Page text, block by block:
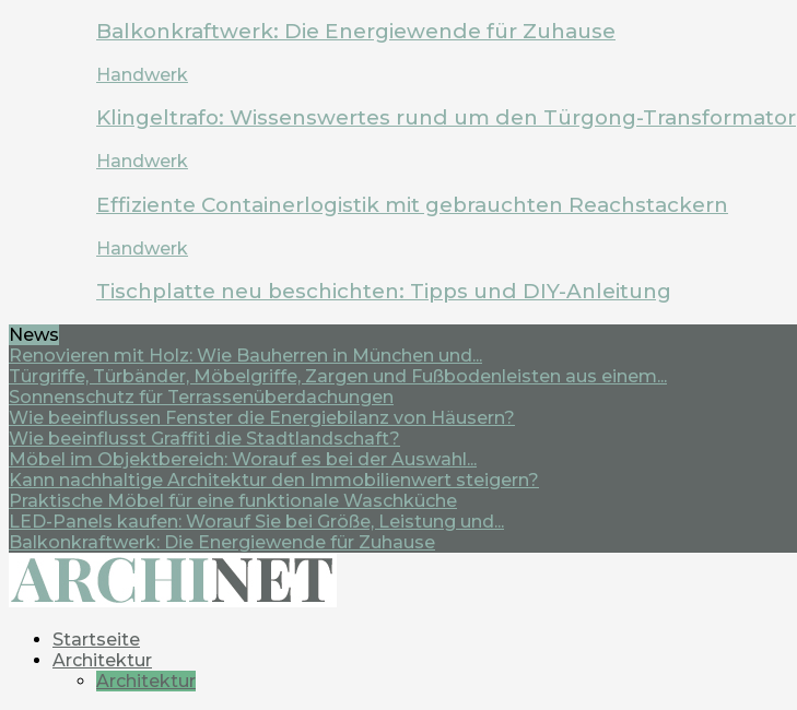
Balkonkraftwerk: Die Energiewende für Zuhause
Handwerk
Klingeltrafo: Wissenswertes rund um den Türgong-Transformator
Handwerk
Effiziente Containerlogistik mit gebrauchten Reachstackern
Handwerk
Tischplatte neu beschichten: Tipps und DIY-Anleitung
News
Renovieren mit Holz: Wie Bauherren in München und...
Türgriffe, Türbänder, Möbelgriffe, Zargen und Fußbodenleisten aus einem...
Sonnenschutz für Terrassenüberdachungen
Wie beeinflussen Fenster die Energiebilanz von Häusern?
Wie beeinflusst Graffiti die Stadtlandschaft?
Möbel im Objektbereich: Worauf es bei der Auswahl...
Kann nachhaltige Architektur den Immobilienwert steigern?
Praktische Möbel für eine funktionale Waschküche
LED-Panels kaufen: Worauf Sie bei Größe, Leistung und...
Balkonkraftwerk: Die Energiewende für Zuhause
Startseite
Architektur
Architektur